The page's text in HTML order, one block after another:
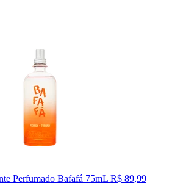
Perfumado Bafafá 75mL R$ 89,99